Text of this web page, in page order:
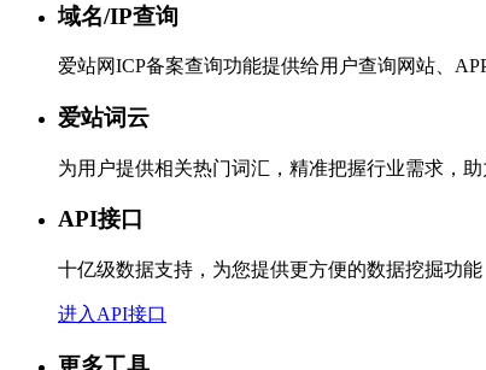
域名/IP查询
爱站网ICP备案查询功能提供给用户查询网站、
爱站词云
为用户提供相关热门词汇，精准把握行业需求，助
API接口
十亿级数据支持，为您提供更方便的数据挖掘功能
进入API接口